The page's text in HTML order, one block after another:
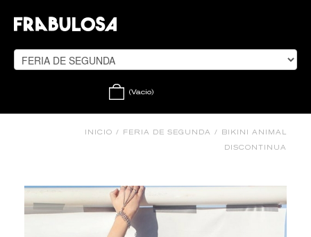
(Vacio)
INICIO / FERIA DE SEGUNDA / BIKINI ANIMAL
DISCONTINUA